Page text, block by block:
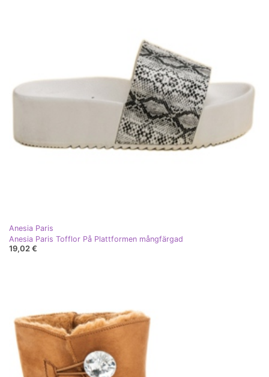
Anesia Paris
Anesia Paris Tofflor På Plattformen mångfärgad
19,02 €